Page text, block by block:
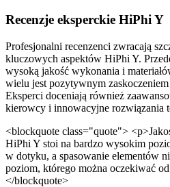
Recenzje eksperckie HiPhi Y
Profesjonalni recenzenci zwracają
kluczowych aspektów HiPhi Y.
wysoką jakość wykonania i
wielu jest pozytywnym
Eksperci doceniają również
kierowcy i innowacyjne rozwiązania
<blockquote class="quote">
HiPhi Y stoi na bardzo wysokim
w dotyku, a spasowanie elementów
poziom, którego można oczekiwać
</blockquote>